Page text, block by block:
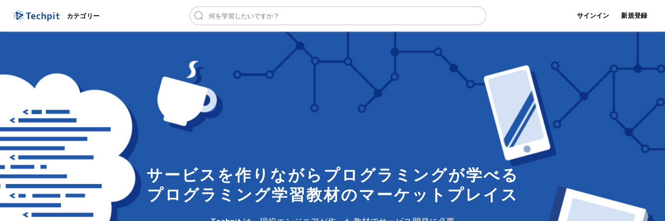
カテゴリー サインイン 新規登録
サービスを作りながらプログラミングが学べる
プログラミング学習教材のマーケットプレイス